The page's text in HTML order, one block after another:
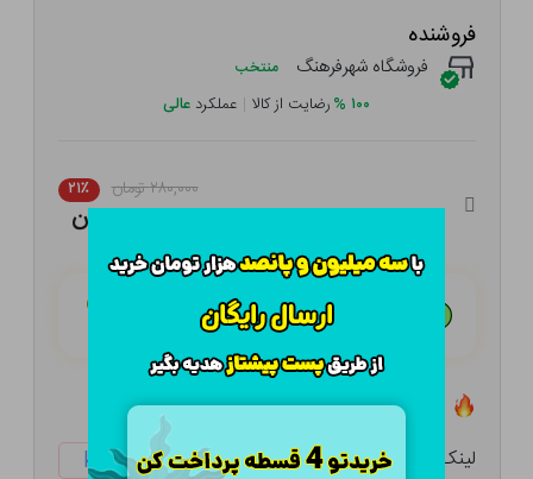
فروشنده
فروشگاه شهرفرهنگ منتخب
۱۰۰ %رضایت از کالا | عملکرد عالی
۲۸۰,۰۰۰ تومان ۲۱٪
۲۲۱,۲۰۰ تومان
هـر قسط با تــرب‌پــی:
تعداد ۱ عدد در انبار موجود است
لینک کوتاه: ketabtala.com/sbp-2695